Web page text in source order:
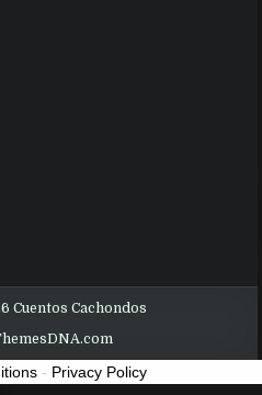
Cuentos Cachondos
- Privacy Policy